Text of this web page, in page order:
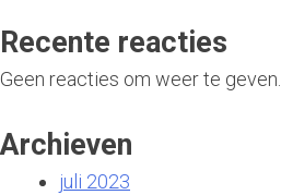
Recente reacties
Geen reacties om weer te geven.
Archieven
juli 2023